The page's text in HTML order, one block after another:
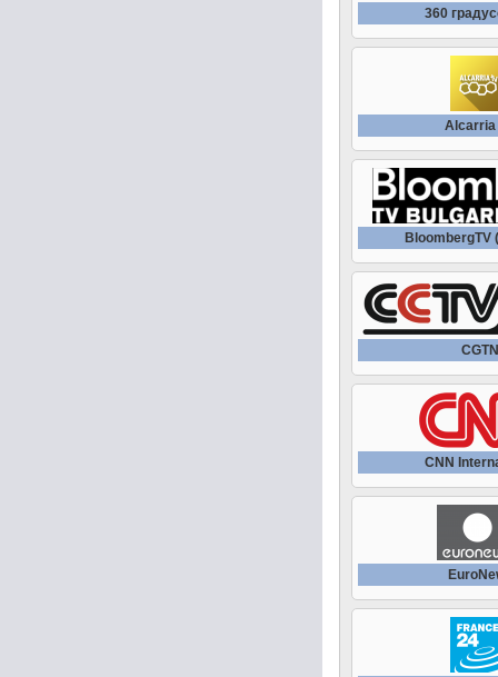
360
Alcarria
BloombergTV
CNN